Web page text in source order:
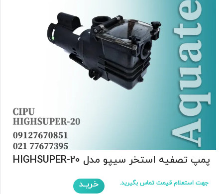
پمپ تصفیه استخر سیپو مدل HIGHSUPER-20
جهت استعلام قیمت تماس بگیرید. خریـد